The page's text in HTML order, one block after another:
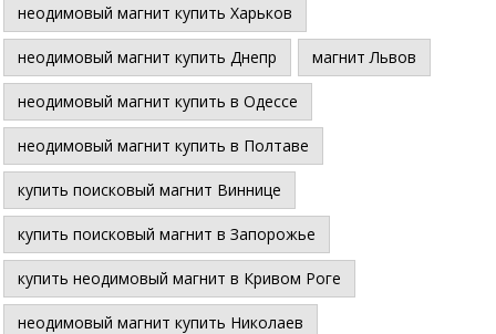
неодимовый магнит купить Харьков
неодимовый магнит купить Днепр магнит Львов
неодимовый магнит купить в Одессе
неодимовый магнит купить в Полтаве
купить поисковый магнит Виннице
купить поисковый магнит в Запорожье
купить неодимовый магнит в Кривом Роге
неодимовый магнит купить Николаев